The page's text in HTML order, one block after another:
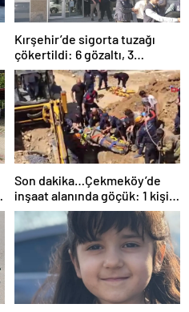
Kırşehir’de sigorta tuzağı
çökertildi: 6 gözaltı, 3
tutuklama
Son dakika…Çekmeköy’de
inşaat alanında göçük: 1 kişi
hayatını kaybetti